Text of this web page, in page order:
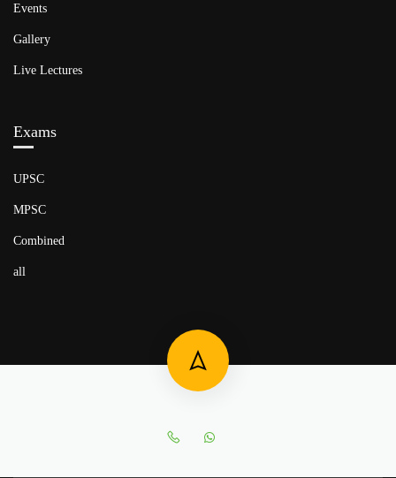
Events
Gallery
Live Lectures
Exams
UPSC
MPSC
Combined
all